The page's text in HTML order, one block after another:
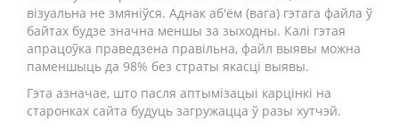
візуальна не змяніўся. Аднак аб'ём (вага) гэтага файла ў
байтах будзе значна меншы за зыходны. Калі гэтая
апрацоўка праведзена правільна, файл выявы можна
паменшыць да 98% без страты якасці выявы.
Гэта азначае, што пасля аптымізацыі карцінкі на
старонках сайта будуць загружацца ў разы хутчэй.